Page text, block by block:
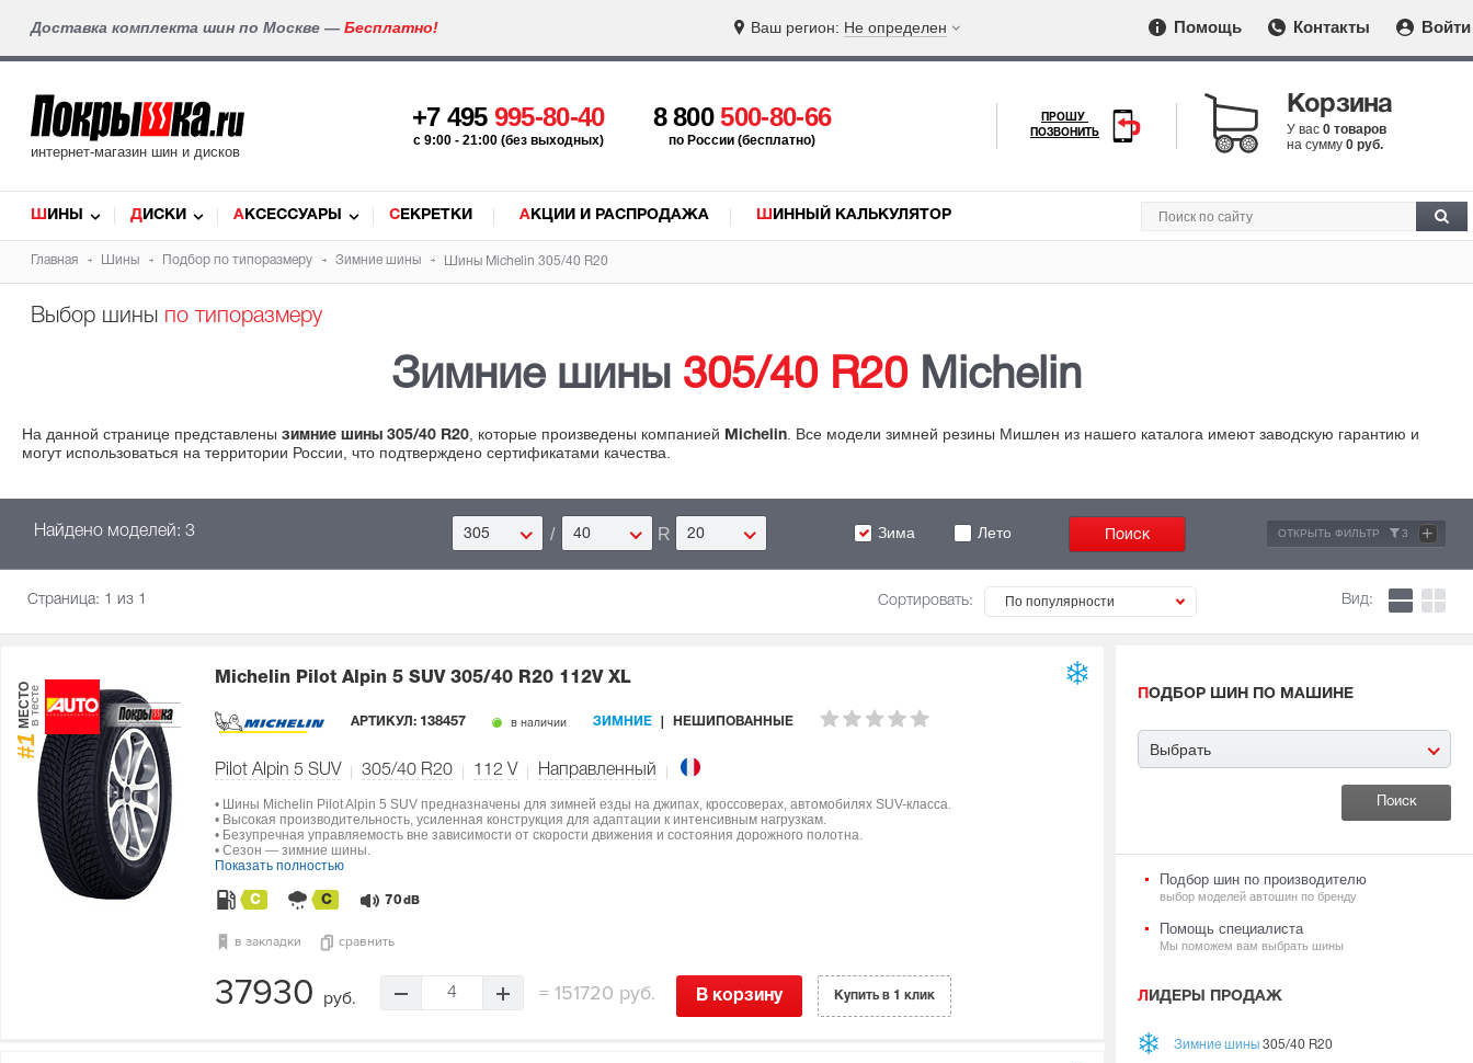
Доставка комплекта шин по Москве — Бесплатно! Ваш регион: Не определен Помощь Контакты Войти
интернет-магазин шин и дисков
+7 495 995-80-40
c 9:00 - 21:00 (без выходных)
8 800500-80-66
по России (бесплатно)
ПРОШУ
ПОЗВОНИТЬ
Корзина
У вас 0 товаров
на сумму 0 руб.
ШИНЫ ДИСКИ АКСЕССУАРЫ СЕКРЕТКИ АКЦИИ И РАСПРОДАЖА ШИННЫЙ КАЛЬКУЛЯТОР
Главная Шины Подбор по типоразмеру Зимние шины Шины Michelin 305/40 R20
Выбор шины по типоразмеру
Зимние шины 305/40 R20Michelin
На данной странице представлены зимние шины 305/40 R20 , которые произведены компанией Michelin
. Все модели зимней резины Мишлен из нашего каталога имеют заводскую гарантию и
могут использоваться на территории России, что подтверждено сертификатами качества.
Найдено моделей: 3 305 / 40 R 20 Зима Лето ОТКРЫТЬ ФИЛЬТР 3 +
Страница: 1 из 1 Сортировать: По популярности Вид:
#1
МЕСТОв тесте
Michelin Pilot Alpin 5 SUV 305/40 R20 112V XL
АРТИКУЛ: 138457 в наличии ЗИМНИЕ НЕШИПОВАННЫЕ
Pilot Alpin 5 SUV 305/40 R20 112 V Направленный
• Шины Michelin Pilot Alpin 5 SUV предназначены для зимней езды на джипах, кроссоверах, автомобилях SUV-класса.
• Высокая производительность, усиленная конструкция для адаптации к интенсивным нагрузкам.
• Безупречная управляемость вне зависимости от скорости движения и состояния дорожного полотна.
• Сезон — зимние шины.
Показать полностью
C C 70 dB
в закладки сравнить
37930 руб. 4 =151720 руб. В корзину Купить в 1 клик
ПОДБОР ШИН ПО МАШИНЕ
Выбрать
Подбор шин по производителю
выбор моделей автошин по бренду
Помощь специалиста
Мы поможем вам выбрать шины
ЛИДЕРЫ ПРОДАЖ
Зимние шины 305/40 R20